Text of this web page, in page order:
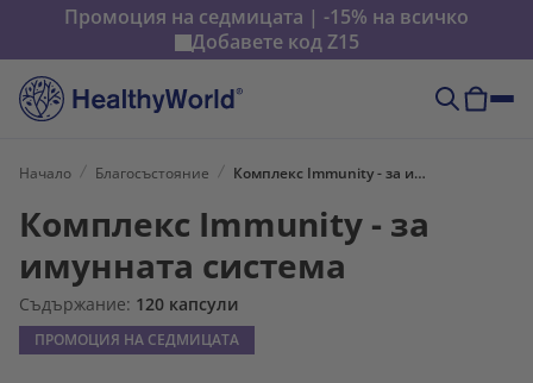
Промоция на седмицата | -15% на всичко
Добавете кодZ15
Начало Благосъстояние Комплекс Immunity - за имунната система
Комплекс Immunity - за
имунната система
Съдържание: 120 капсули
ПРОМОЦИЯ НА СЕДМИЦАТА